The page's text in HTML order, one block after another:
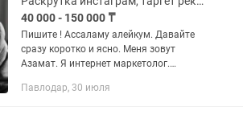
40 000 - 150 000 ₸
Пишите ! Ассаламу алейкум. Давайте
сразу коротко и ясно. Меня зовут
Азамат. Я интернет маркетолог.
результат - честно и качественно -
Павлодар, 30 июля